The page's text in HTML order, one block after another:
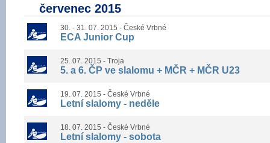
červenec 2015
30. - 31. 07. 2015 - České Vrbné
ECA Junior Cup
25. 07. 2015 - Troja
5. a 6. ČP ve slalomu + MČR + MČR U23
19. 07. 2015 - České Vrbné
Letní slalomy - neděle
18. 07. 2015 - České Vrbné
Letní slalomy - sobota